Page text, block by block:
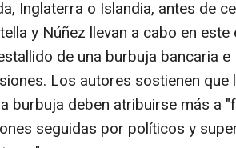
Inglaterra o Islandia, antes de
y Núñez llevan a cabo en este
de una burbuja bancaria e
Los autores sostienen que
burbuja deben atribuirse más a
seguidas por políticos y